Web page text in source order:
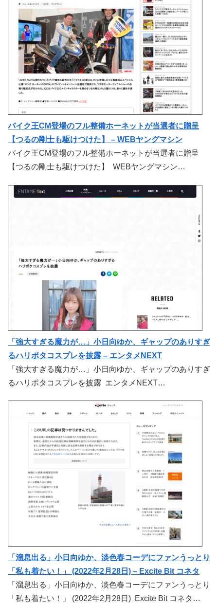
バイク王CM登場のフル整備ホーネットが当選者に贈呈
【つるの剛士も駆けつけた】 – WEBヤングマシン
バイク王CM登場のフル整備ホーネットが当選者に贈呈
【つるの剛士も駆けつけた】 WEBヤングマシン…
「強大すぎる魔力が…」小日向ゆか、ギャップのありすぎ
るハリポタコスプレを披露 – エンタメNEXT
「強大すぎる魔力が…」小日向ゆか、ギャップのありすぎ
るハリポタコスプレを披露 エンタメNEXT…
「溜息出る」小日向ゆか、淡色春コーデにファンうっとり
「私も着たい！」 (2022年2月28日) – Excite Bit コネタ
「溜息出る」小日向ゆか、淡色春コーデにファンうっとり
「私も着たい！」 (2022年2月28日) Excite Bit コネタ…